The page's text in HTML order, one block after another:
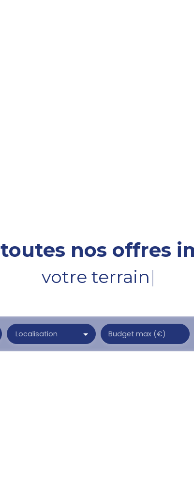
nos offres
votre terrain|
Localisation Budget max (€)